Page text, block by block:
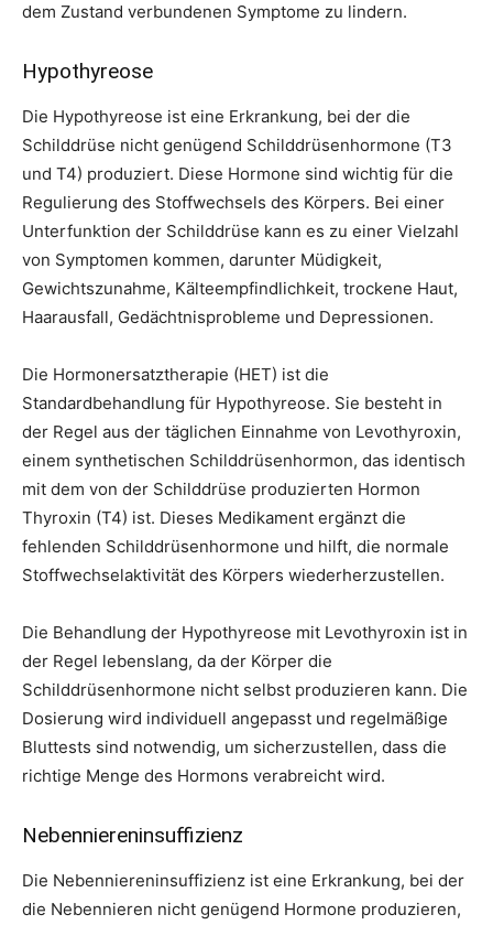
dem Zustand verbundenen Symptome zu lindern.
Hypothyreose
Die Hypothyreose ist eine Erkrankung, bei der die
Schilddrüse nicht genügend Schilddrüsenhormone (T3
und T4) produziert. Diese Hormone sind wichtig für die
Regulierung des Stoffwechsels des Körpers. Bei einer
Unterfunktion der Schilddrüse kann es zu einer Vielzahl
von Symptomen kommen, darunter Müdigkeit,
Gewichtszunahme, Kälteempfindlichkeit, trockene Haut,
Haarausfall, Gedächtnisprobleme und Depressionen.
Die Hormonersatztherapie (HET) ist die
Standardbehandlung für Hypothyreose. Sie besteht in
der Regel aus der täglichen Einnahme von Levothyroxin,
einem synthetischen Schilddrüsenhormon, das identisch
mit dem von der Schilddrüse produzierten Hormon
Thyroxin (T4) ist. Dieses Medikament ergänzt die
fehlenden Schilddrüsenhormone und hilft, die normale
Stoffwechselaktivität des Körpers wiederherzustellen.
Die Behandlung der Hypothyreose mit Levothyroxin ist in
der Regel lebenslang, da der Körper die
Schilddrüsenhormone nicht selbst produzieren kann. Die
Dosierung wird individuell angepasst und regelmäßige
Bluttests sind notwendig, um sicherzustellen, dass die
richtige Menge des Hormons verabreicht wird.
Nebenniereninsuffizienz
Die Nebenniereninsuffizienz ist eine Erkrankung, bei der
die Nebennieren nicht genügend Hormone produzieren,